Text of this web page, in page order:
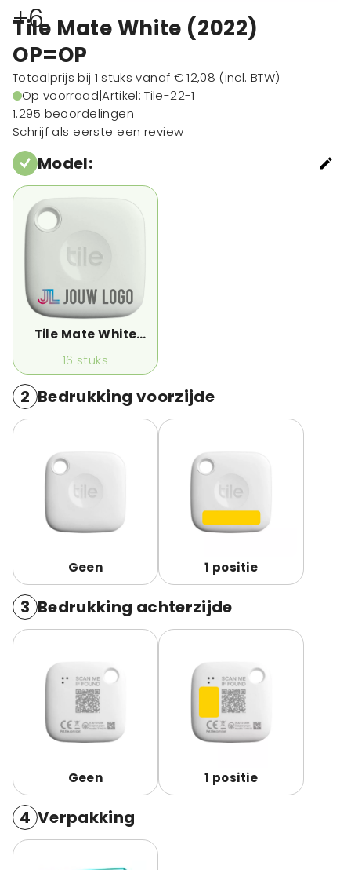
+6
Tile Mate White (2022)
OP=OP
Totaalprijs bij 1 stuks vanaf € 12,08 (incl. BTW)
Op voorraad|Artikel: Tile-22-1
1.295 beoordelingen
Schrijf als eerste een review
Model:
Tile Mate White
(2022) OP=OP
16 stuks
2 Bedrukking voorzijde
Geen 1 positie
3 Bedrukking achterzijde
Geen 1 positie
4 Verpakking